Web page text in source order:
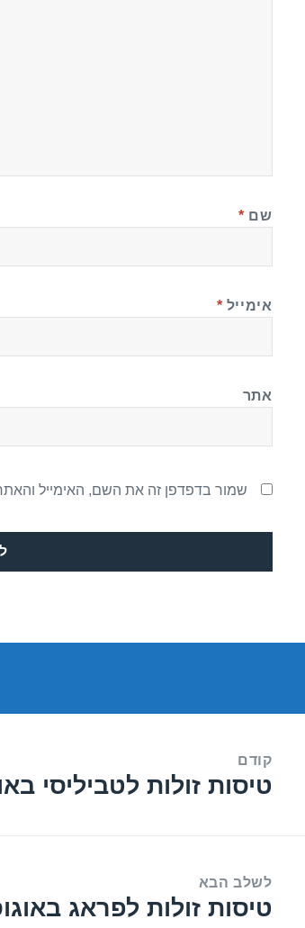
שם *
אימייל *
אתר
שמור בדפדפן זה את השם, האימייל
קודם
הפוסט
טיסות זולות לטביליסי באוגוסט
לשלב הבא
הפוסט
טיסות זולות לפראג באוגוסט 30/08/